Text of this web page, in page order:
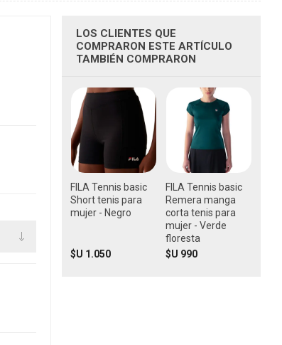
LOS CLIENTES QUE
COMPRARON ESTE ARTÍCULO
TAMBIÉN COMPRARON
FILA Tennis basic
Short tenis para
mujer - Negro
$U 1.050
FILA Tennis basic
Remera manga
corta tenis para
mujer - Verde
floresta
$U 990